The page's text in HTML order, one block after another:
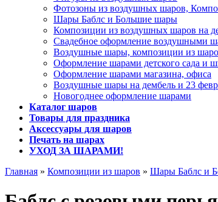
Фотозоны из воздушных шаров,
Шары Баблс и Большие шары
Композиции из воздушных шаров на
Свадебное оформление воздушными
Воздушные шары, композиции из
Оформление шарами детского сада и
Оформление шарами магазина, офиса
Воздушные шары на дембель и 23
Новогоднее оформление шарами
Каталог шаров
Товары для праздника
Аксессуары для шаров
Печать на шарах
УХОД ЗА ШАРАМИ!
Главная » Композиции из шаров » Шары Баблс и